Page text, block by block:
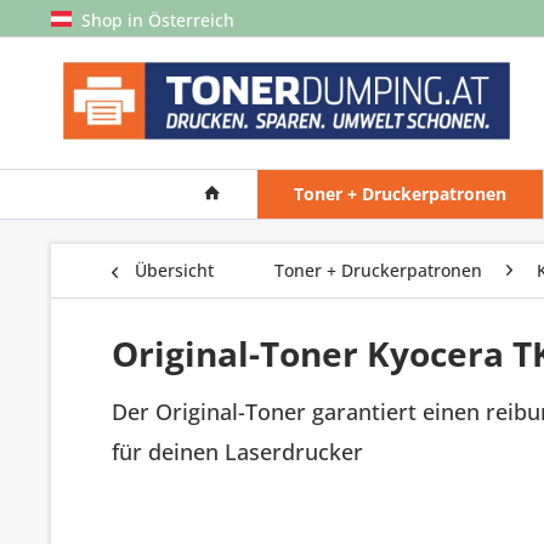
Shop in Österreich
Toner + Druckerpatronen
Übersicht Toner + Druckerpatronen
Original-Toner Kyocera
Der Original-Toner garantiert einen
für deinen Laserdrucker